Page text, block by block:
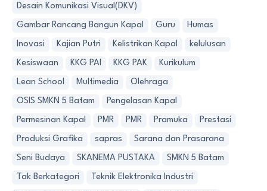
Desain Komunikasi Visual(DKV)
Gambar Rancang Bangun Kapal Guru Humas
Inovasi Kajian Putri Kelistrikan Kapal kelulusan
Kesiswaan KKG PAI KKG PAK Kurikulum
Lean School Multimedia Olehraga
OSIS SMKN 5 Batam Pengelasan Kapal
Permesinan Kapal PMR PMR Pramuka Prestasi
Produksi Grafika sapras Sarana dan Prasarana
Seni Budaya SKANEMA PUSTAKA SMKN 5 Batam
Tak Berkategori Teknik Elektronika Industri